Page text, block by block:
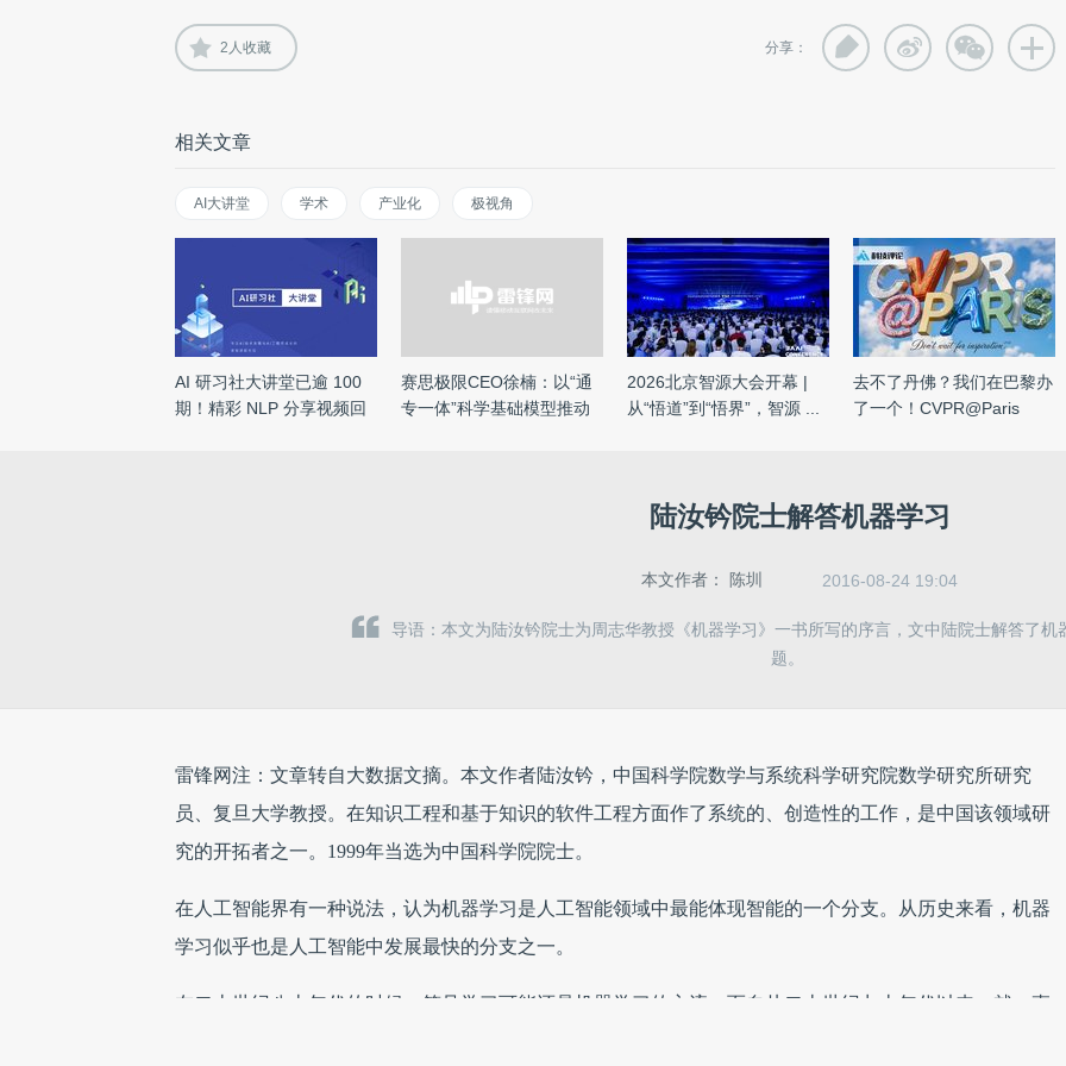
2 人收藏 分享：
相关文章
AI大讲堂 学术 产业化 极视角
AI 研习社大讲堂已逾 100
期！精彩 NLP 分享视频回
赛思极限CEO徐楠：以“通
专一体”科学基础模型推动
2026北京智源大会开幕 |
从“悟道”到“悟界”，智源 ...
去不了丹佛？我们在巴黎办
了一个！CVPR@Paris
陆汝钤院士解答机器学习
本文作者： 陈圳 2016-08-24 19:04
导语：本文为陆汝钤院士为周志华教授《机器学习》一书所写的序言，文中陆院士解答了机
题。
雷锋网注：文章转自大数据文摘。本文作者陆汝钤，中国科学院数学与系统科学研究院数学研究所研究
员、复旦大学教授。在知识工程和基于知识的软件工程方面作了系统的、创造性的工作，是中国该领域研
究的开拓者之一。1999年当选为中国科学院院士。
在人工智能界有一种说法，认为机器学习是人工智能领域中最能体现智能的一个分支。从历史来看，机器
学习似乎也是人工智能中发展最快的分支之一。
在二十世纪八十年代的时候，符号学习可能还是机器学习的主流，而自从二十世纪九十年代以来，就一直